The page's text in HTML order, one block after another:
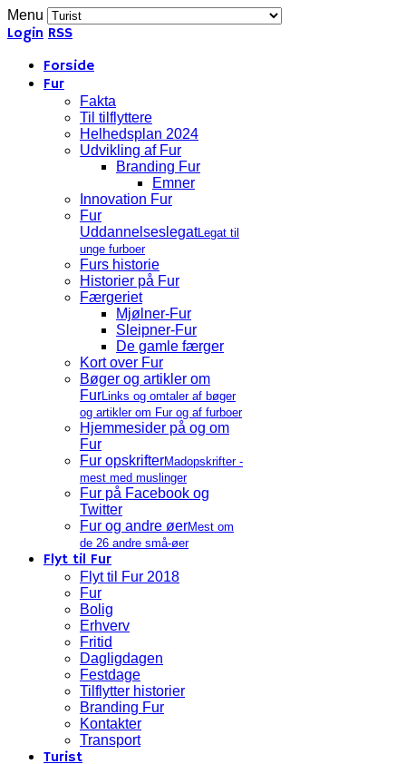
Menu
Login RSS
Forside
Fur
Fakta
Til tilflyttere
Helhedsplan 2024
Udvikling af Fur
Branding Fur
Emner
Innovation Fur
Fur
UddannelseslegatLegat til
unge furboer
Furs historie
Historier på Fur
Færgeriet
Mjølner-Fur
Sleipner-Fur
De gamle færger
Kort over Fur
Bøger og artikler om
FurLinks og omtaler af bøger
og artikler om Fur og af furboer
Hjemmesider på og om
Fur
Fur opskrifterMadopskrifter -
mest med muslinger
Fur på Facebook og
Twitter
Fur og andre øerMest om
de 26 andre små-øer
Flyt til Fur
Flyt til Fur 2018
Fur
Bolig
Erhverv
Fritid
Dagligdagen
Festdage
Tilflytter historier
Branding Fur
Kontakter
Transport
Turist